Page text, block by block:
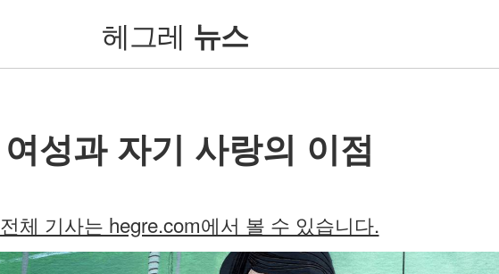
헤그레 뉴스
여성과 자기 사랑의 이점
전체 기사는 hegre.com에서 볼 수 있습니다.